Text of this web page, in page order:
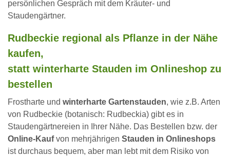
persönlichen Gespräch mit dem Kräuter- und
Staudengärtner.
Rudbeckie regional als Pflanze in der Nähe
kaufen,
statt winterharte Stauden im Onlineshop zu
bestellen
Frostharte und winterharte Gartenstauden, wie z.B. Arten
von Rudbeckie (botanisch: Rudbeckia) gibt es in
Staudengärtnereien in Ihrer Nähe. Das Bestellen bzw. der
Online-Kaufvon mehrjährigen Stauden in Onlineshops
ist durchaus bequem, aber man lebt mit dem Risiko von